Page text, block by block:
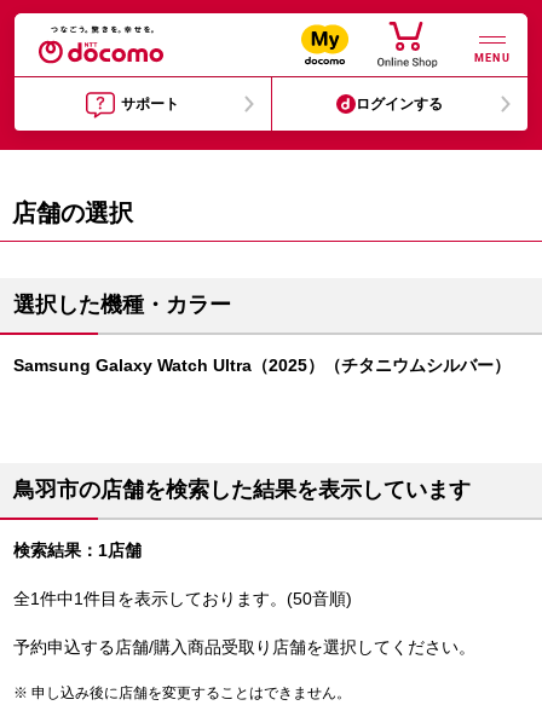
MENU
サポート ログインする
店舗の選択
選択した機種・カラー
Samsung Galaxy Watch Ultra（2025）（チタニウムシルバー）
鳥羽市の店舗を検索した結果を表示しています
検索結果：1店舗
全1件中1件目を表示しております。(50音順)
予約申込する店舗/購入商品受取り店舗を選択してください。
申し込み後に店舗を変更することはできません。